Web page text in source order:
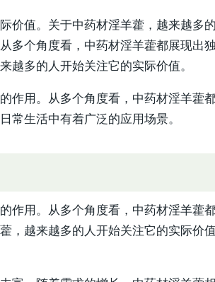
价值。关于中药材淫羊藿，越来越多
多个角度看，中药材淫羊藿都展现出
越多的人开始关注它的实际价值。
作用。从多个角度看，中药材淫羊藿
常生活中有着广泛的应用场景。
作用。从多个角度看，中药材淫羊藿
，越来越多的人开始关注它的实际价